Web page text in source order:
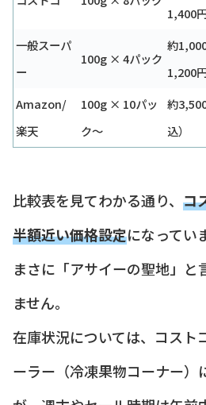
1,400
一般スーパ
ー
100g × 4パック
約
1,200
Amazon/
楽天
100g × 10パッ
ク〜
約
込）
比較表を見てわかる通り、 コ
半額近い価格設定になってい
まさに「アサイーの聖地」と
ません。
在庫状況については、コスト
ーラー（冷凍果物コーナー）